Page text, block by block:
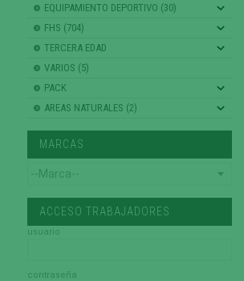
EQUIPAMIENTO DEPORTIVO (30)
FHS (704)
TERCERA EDAD
VARIOS (5)
PACK
AREAS NATURALES (2)
MARCAS
ACCESO TRABAJADORES
usuario
contraseña